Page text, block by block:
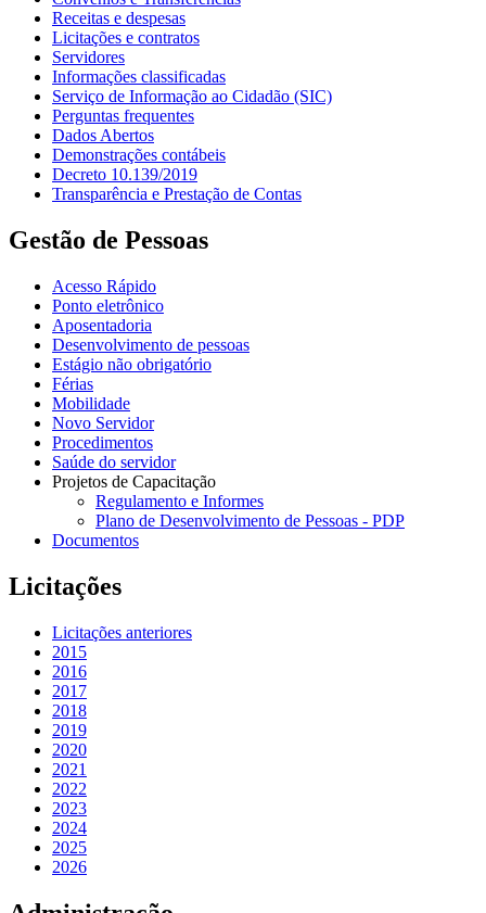
Receitas e despesas
Licitações e contratos
Servidores
Informações classificadas
Serviço de Informação ao Cidadão (SIC)
Perguntas frequentes
Dados Abertos
Demonstrações contábeis
Decreto 10.139/2019
Transparência e Prestação de Contas
Gestão de Pessoas
Acesso Rápido
Ponto eletrônico
Aposentadoria
Desenvolvimento de pessoas
Estágio não obrigatório
Férias
Mobilidade
Novo Servidor
Procedimentos
Saúde do servidor
Projetos de Capacitação
Regulamento e Informes
Plano de Desenvolvimento de Pessoas - PDP
Documentos
Licitações
Licitações anteriores
2015
2016
2017
2018
2019
2020
2021
2022
2023
2024
2025
2026